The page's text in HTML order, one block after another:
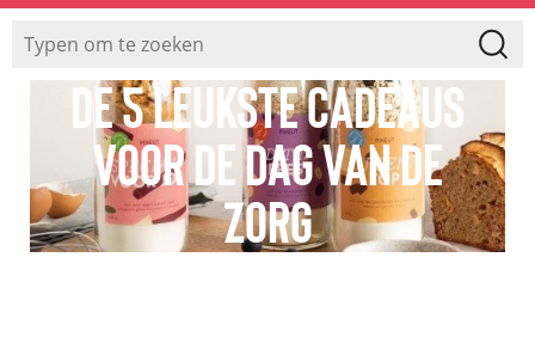
DE 5 LEUKSTE CADEAUS
VOOR DE DAG VAN DE
ZORG